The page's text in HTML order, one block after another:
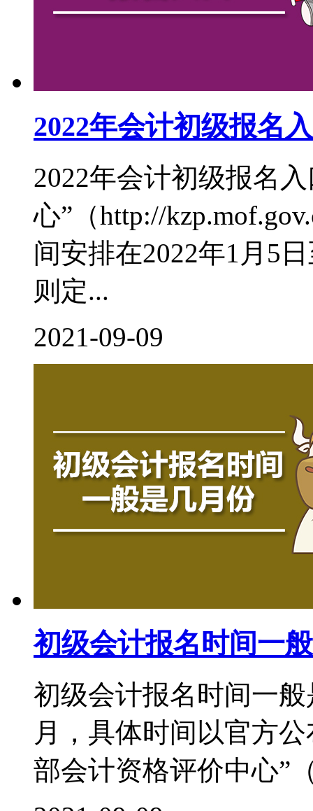
2022年会计初级报名
2022年会计初级报名
心”（http://
间安排在2022年1月5
则定...
2021-09-09
初级会计报名时间一
初级会计报名时间一
月，具体时间以官方
部会计资格评价中心”